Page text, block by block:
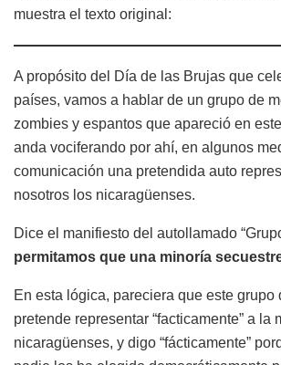
muestra el texto original:
A propósito del Día de las Brujas que
países, vamos a hablar de un grupo de
zombies y espantos que apareció en
anda vociferando por ahí, en algunos
comunicación una pretendida auto
nosotros los nicaragüenses.
Dice el manifiesto del autollamado
permitamos que una minoría
En esta lógica, pareciera que este grupo
pretende representar “facticamente” a la
nicaragüenses, y digo “fácticamente”